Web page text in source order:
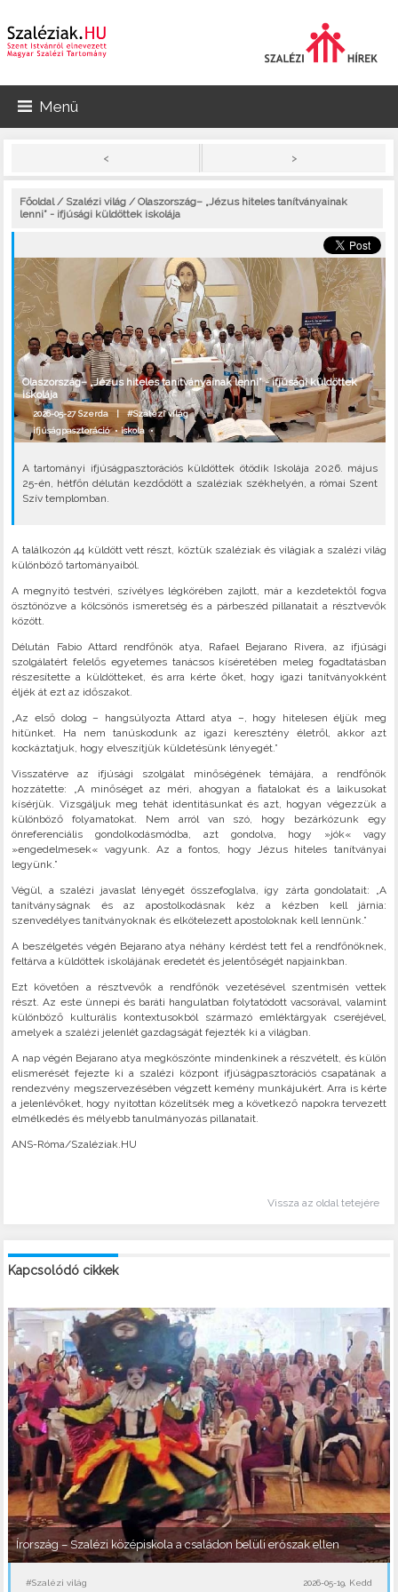
Menü
< >
Főoldal/ Szalézi világ / Olaszország– „Jézus hiteles tanítványainak
lenni” - ifjúsági küldöttek iskolája
Olaszország– „Jézus hiteles tanítványainak lenni” - ifjúsági küldöttek
iskolája
2026-05-27 Szerda |#Szalézi világ
ifjúságpasztoráció•iskola•
A tartományi ifjúságpasztorációs küldöttek ötödik Iskolája 2026. május
25-én, hétfőn délután kezdődött a szaléziak székhelyén, a római Szent
Szív templomban.
A találkozón 44 küldött vett részt, köztük szaléziak és világiak a szalézi világ
különböző tartományaiból.
A megnyitó testvéri, szívélyes légkörében zajlott, már a kezdetektől fogva
ösztönözve a kölcsönös ismeretség és a párbeszéd pillanatait a résztvevők
között.
Délután Fabio Attard rendfőnök atya, Rafael Bejarano Rivera, az ifjúsági
szolgálatért felelős egyetemes tanácsos kíséretében meleg fogadtatásban
részesítette a küldötteket, és arra kérte őket, hogy igazi tanítványokként
éljék át ezt az időszakot.
„Az első dolog – hangsúlyozta Attard atya –, hogy hitelesen éljük meg
hitünket. Ha nem tanúskodunk az igazi keresztény életről, akkor azt
kockáztatjuk, hogy elveszítjük küldetésünk lényegét.”
Visszatérve az ifjúsági szolgálat minőségének témájára, a rendfőnök
hozzátette: „A minőséget az méri, ahogyan a fiatalokat és a laikusokat
kísérjük. Vizsgáljuk meg tehát identitásunkat és azt, hogyan végezzük a
különböző folyamatokat. Nem arról van szó, hogy bezárkózunk egy
önreferenciális gondolkodásmódba, azt gondolva, hogy »jók« vagy
»engedelmesek« vagyunk. Az a fontos, hogy Jézus hiteles tanítványai
legyünk.”
Végül, a szalézi javaslat lényegét összefoglalva, így zárta gondolatait: „A
tanítványságnak és az apostolkodásnak kéz a kézben kell járnia:
szenvedélyes tanítványoknak és elkötelezett apostoloknak kell lennünk.”
A beszélgetés végén Bejarano atya néhány kérdést tett fel a rendfőnöknek,
feltárva a küldöttek iskolájának eredetét és jelentőségét napjainkban.
Ezt követően a résztvevők a rendfőnök vezetésével szentmisén vettek
részt. Az este ünnepi és baráti hangulatban folytatódott vacsorával, valamint
különböző kulturális kontextusokból származó emléktárgyak cseréjével,
amelyek a szalézi jelenlét gazdagságát fejezték ki a világban.
A nap végén Bejarano atya megköszönte mindenkinek a részvételt, és külön
elismerését fejezte ki a szalézi központ ifjúságpasztorációs csapatának a
rendezvény megszervezésében végzett kemény munkájukért. Arra is kérte
a jelenlévőket, hogy nyitottan közelítsék meg a következő napokra tervezett
elmélkedés és mélyebb tanulmányozás pillanatait.
ANS-Róma/Szaléziak.HU
Vissza az oldal tetejére
Kapcsolódó cikkek
Írország – Szalézi középiskola a családon belüli erőszak ellen
#Szalézi világ 2026-05-19, Kedd